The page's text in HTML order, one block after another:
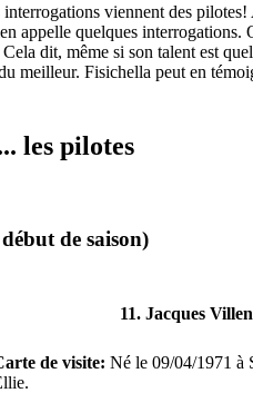
viennent des
appelle quelques
dit, même si son talent est
meilleur. Fisichella peut en
les pilotes
de saison)
11. Jacques
de visite: Né le 09/04/1971 à